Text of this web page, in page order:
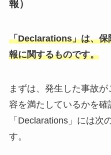
報）
「Declarations」は、保
報に関するものです。
まずは、発生した事故
容を満たしているかを確
「Declarations」には次
す。